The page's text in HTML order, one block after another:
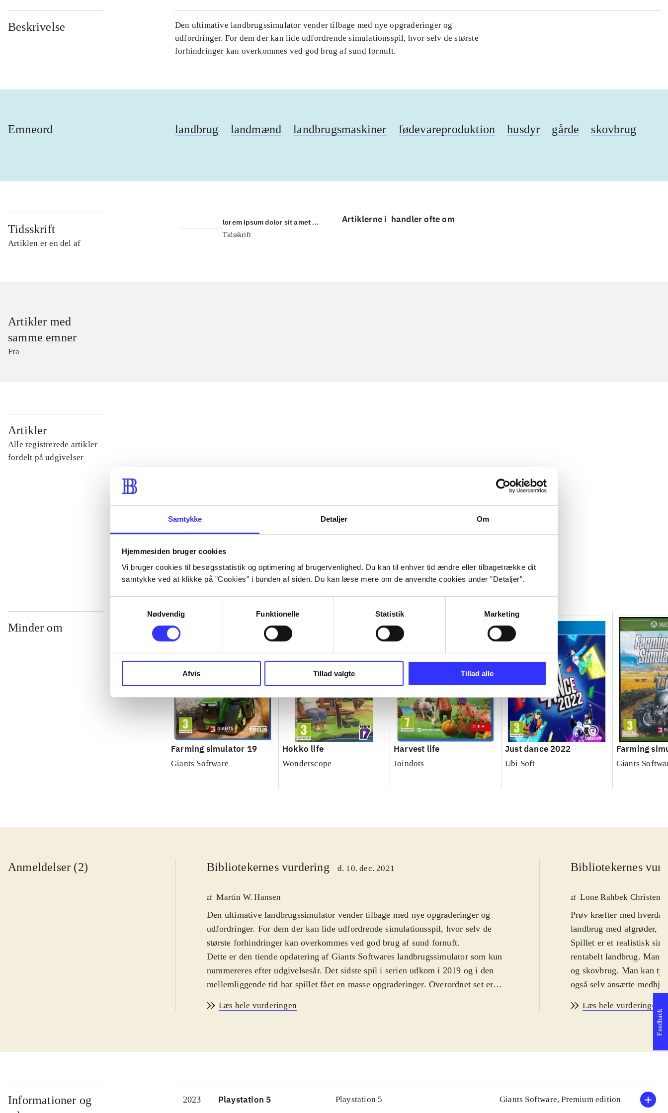
Samtykke Detaljer Om
Hjemmesiden bruger cookies
Vi bruger cookies til besøgsstatistik og optimering af brugervenlighed. Du kan til enhver tid ændre eller tilbagetrække dit
samtykke ved at klikke på ”Cookies” i bunden af siden. Du kan læse mere om de anvendte cookies under ”Detaljer”.
Nødvendig
Funktionelle Statistik Marketing
Afvis Tillad valgte Tillad alle
Beskrivelse
Den ultimative landbrugssimulator vender tilbage med nye opgraderinger og
udfordringer. For dem der kan lide udfordrende simulationsspil, hvor selv de største
forhindringer kan overkommes ved god brug af sund fornuft.
Emneord landbrug landmænd landbrugsmaskiner fødevareproduktion husdyr gårde skovbrug
Tidsskrift
Artiklen er en del af
lorem ipsum dolor sit amet ...
Tidsskrift
Artiklerne i handler ofte om
Artikler med
samme emner
Fra
Artikler
Alle registrerede artikler
fordelt på udgivelser
...
...
Minder om
Farming simulator 19
Giants Software
Hokko life
Wonderscope
Harvest life
Joindots
Just dance 2022
Ubi Soft
Farming
Giants
Anmeldelser (2) Bibliotekernes vurdering d. 10. dec. 2021
af Martin W. Hansen
Den ultimative landbrugssimulator vender tilbage med nye opgraderinger og
udfordringer. For dem der kan lide udfordrende simulationsspil, hvor selv de
største forhindringer kan overkommes ved god brug af sund fornuft.
Dette er den tiende opdatering af Giants Softwares landbrugssimulator som kun
nummereres efter udgivelsesår. Det sidste spil i serien udkom i 2019 og i den
mellemliggende tid har spillet fået en masse opgraderinger. Overordnet set er
bringer nye udfordringer til din gård. Der er nye afgrøder der kan dyrkes, og
udgave som tilbyder crossplay-multiplayer mellem alle platforme, hvor op til 6
eller Live Gold medlemsskab. PEGI:3. Anbefales fortrinsvis til voksne.
Det er en niche-genre, men Giants Farming simulator-serie har længe været dén
Læs hele vurderingen
Bibliotekernes
af Lone Rahbek
Prøv kræfter med
landbrug med afgrøder,
Spillet er et realistisk
rentabelt landbrug. Man
og skovbrug. Man kan
også selv ansætte
realisme og på hvor
et landbrug med en del
Spillet er uhyre
en tålmodighed, men det
Meget af tiden bruges på
årstidernes skiften samt
Læs hele vurderingen
Informationer og
2023 Playstation 5 Playstation 5 Giants Software, Premium edition
Feedback